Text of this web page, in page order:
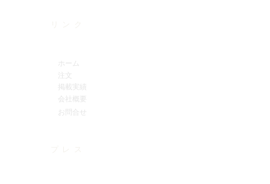
ホーム
注文
掲載実績
会社概要
お問合せ